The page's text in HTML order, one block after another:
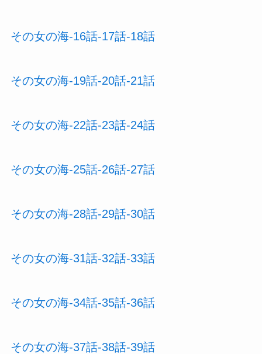
その女の海-16話-17話-18話
その女の海-19話-20話-21話
その女の海-22話-23話-24話
その女の海-25話-26話-27話
その女の海-28話-29話-30話
その女の海-31話-32話-33話
その女の海-34話-35話-36話
その女の海-37話-38話-39話